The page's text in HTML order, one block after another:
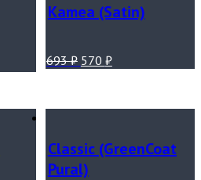
Kamea (Satin)
693₽ 570 ₽
Classic (GreenCoat
Pural)